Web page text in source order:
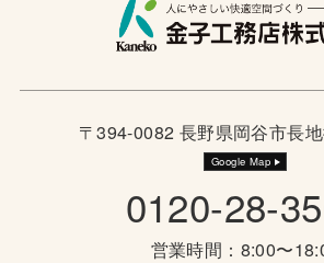
〒394-0082 長野県岡谷市長
Google Map
0120-28-
営業時間：8:00〜